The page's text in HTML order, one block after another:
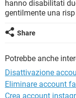
HARDWARE
INSTAGRAM
HARDWARE
iOS
INSTAGRAM
HARDWARE
hanno disabilitati
gentilmente una risp
Share
Potrebbe anche
Disattivazione
Eliminare account
Crea account